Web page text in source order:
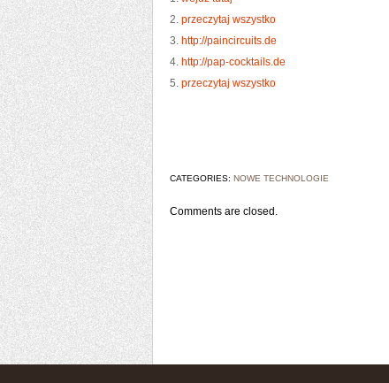
2. przeczytaj wszystko
3. http://paincircuits.de
4. http://pap-cocktails.de
5. przeczytaj wszystko
CATEGORIES: NOWE TECHNOLOGIE
Comments are closed.